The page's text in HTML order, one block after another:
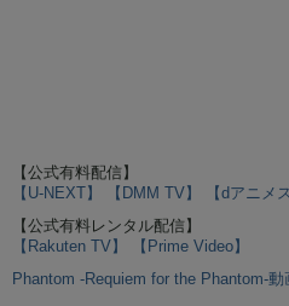
【公式有料配信】
【U-NEXT】
【DMM TV】
【dアニメ
【公式有料レンタル配信】
【Rakuten TV】
【Prime Video】
Phantom -Requiem for the Phantom-